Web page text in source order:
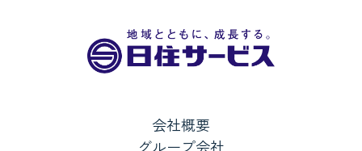
会社概要
グループ会社